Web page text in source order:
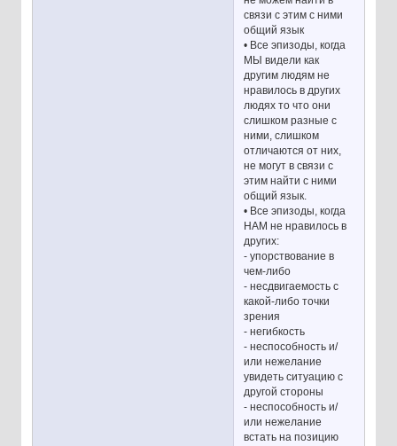
связи с этим с ними
общий язык
• Все эпизоды, когда
МЫ видели как
другим людям не
нравилось в других
людях то что они
слишком разные с
ними, слишком
отличаются от них,
не могут в связи с
этим найти с ними
общий язык.
• Все эпизоды, когда
НАМ не нравилось в
других:
- упорствование в
чем-либо
- несдвигаемость с
какой-либо точки
зрения
- негибкость
- неспособность и/
или нежелание
увидеть ситуацию с
другой стороны
- неспособность и/
или нежелание
встать на позицию